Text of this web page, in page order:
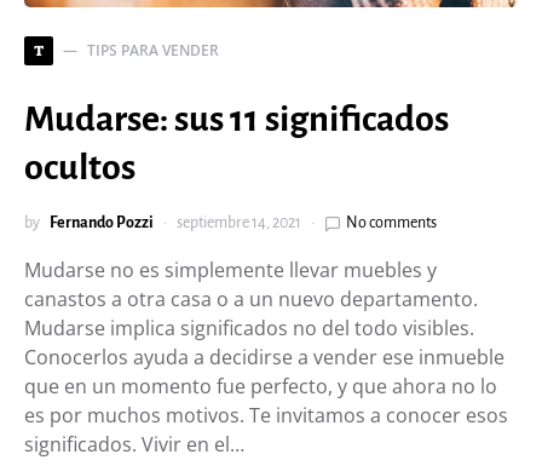
T TIPS PARA VENDER
Mudarse: sus 11 significados
ocultos
by Fernando Pozzi septiembre 14, 2021 No comments
Mudarse no es simplemente llevar muebles y
canastos a otra casa o a un nuevo departamento.
Mudarse implica significados no del todo visibles.
Conocerlos ayuda a decidirse a vender ese inmueble
que en un momento fue perfecto, y que ahora no lo
es por muchos motivos. Te invitamos a conocer esos
significados. Vivir en el…